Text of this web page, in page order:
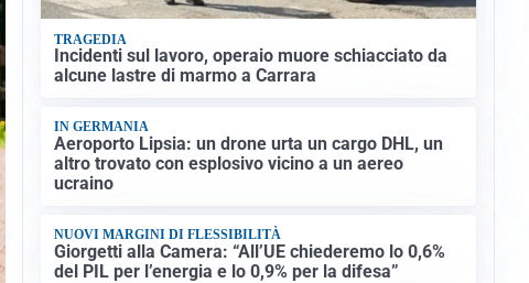
TRAGEDIA
Incidenti sul lavoro, operaio muore schiacciato da
alcune lastre di marmo a Carrara
IN GERMANIA
Aeroporto Lipsia: un drone urta un cargo DHL, un
altro trovato con esplosivo vicino a un aereo
ucraino
NUOVI MARGINI DI FLESSIBILITÀ
Giorgetti alla Camera: “All’UE chiederemo lo 0,6%
del PIL per l’energia e lo 0,9% per la difesa”